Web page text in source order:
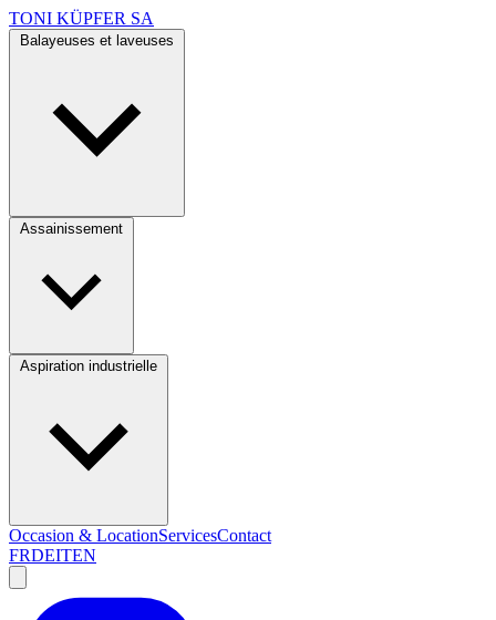
TONI KÜPFER SA
Occasion & LocationServicesContact
FRDEITEN